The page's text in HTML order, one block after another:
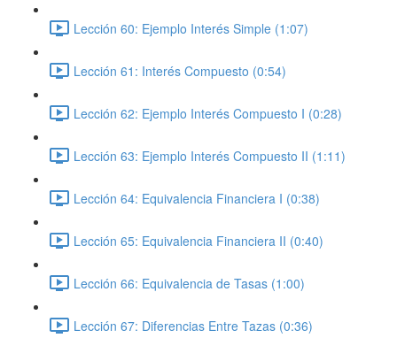
Lección 60: Ejemplo Interés Simple (1:07)
Lección 61: Interés Compuesto (0:54)
Lección 62: Ejemplo Interés Compuesto I (0:28)
Lección 63: Ejemplo Interés Compuesto II (1:11)
Lección 64: Equivalencia Financiera I (0:38)
Lección 65: Equivalencia Financiera II (0:40)
Lección 66: Equivalencia de Tasas (1:00)
Lección 67: Diferencias Entre Tazas (0:36)